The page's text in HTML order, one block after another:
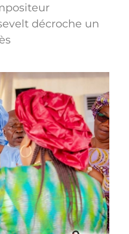
décroche un